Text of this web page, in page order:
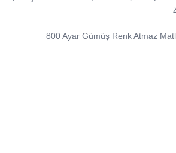
800 Ayar Gümüş Renk Atmaz